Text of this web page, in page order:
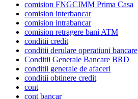
comision FNGCIMM Prima Casa
comision interbancar
comision intrabancar
comision retragere bani ATM
conditii credit
conditii derulare operatiuni bancare
Conditii Generale Bancare BRD
conditii generale de afaceri
conditii obtinere credit
cont
cont bancar